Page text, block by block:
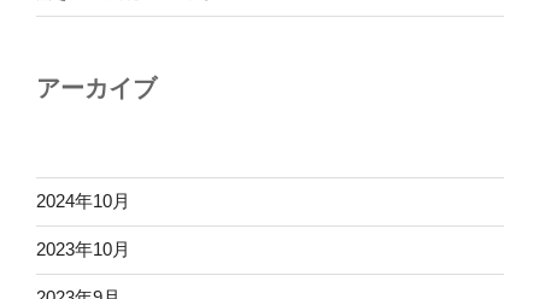
アーカイブ
2024年10月
2023年10月